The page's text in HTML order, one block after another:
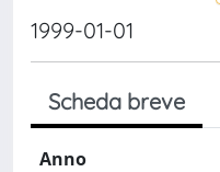
1999-01-01
Scheda breve
Anno